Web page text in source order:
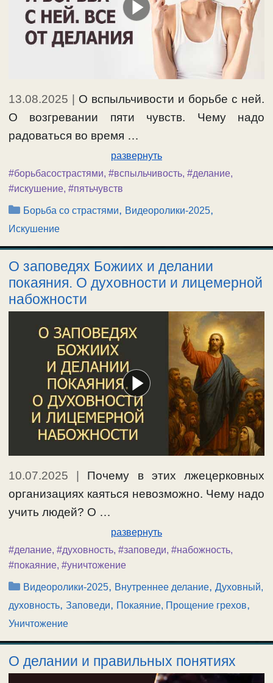
13.08.2025
О вспыльчивости и борьбе с ней.
О возгревании пяти чувств. Чему надо
радоваться во время …
развернуть
#борьбасострастями, #вспыльчивость, #делание,
#искушение, #пятьчувств
Рубрики
Борьба со страстями, Видеоролики-2025,
Искушение
О заповедях Божиих и делании
покаяния. О духовности и лицемерной
набожности
10.07.2025
Почему в этих лжецерковных
организациях каяться невозможно. Чему надо
учить людей? О …
развернуть
#делание, #духовность, #заповеди, #набожность,
#покаяние, #уничтожение
Рубрики
Видеоролики-2025, Внутреннее делание,Духовный,
духовность, Заповеди, Покаяние, Прощение грехов,
Уничтожение
О делании и правильных понятиях